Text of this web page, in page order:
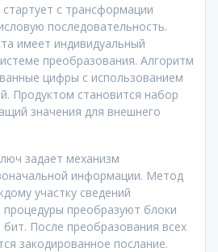
с трансформации
последовательность.
имеет индивидуальный
преобразования. Алгоритм
цифры с использованием
Продуктом становится набор
значения для внешнего
задает механизм
информации. Метод
участку сведений
преобразуют блоки
После преобразования всех
закодированное послание.